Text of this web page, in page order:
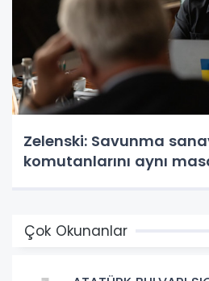
Zelenski: Savunma
komutanlarını aynı
Çok Okunanlar